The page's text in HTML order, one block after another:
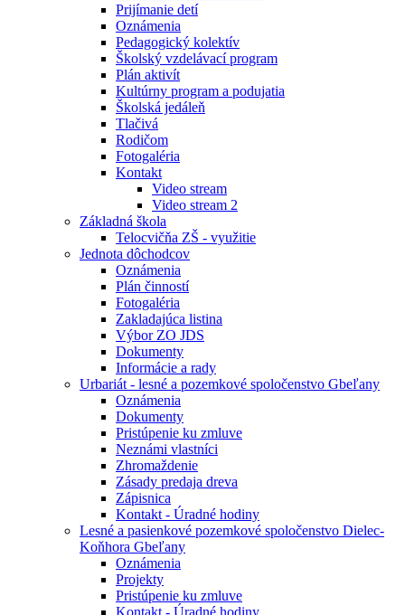
Prijímanie detí
Oznámenia
Pedagogický kolektív
Školský vzdelávací program
Plán aktivít
Kultúrny program a podujatia
Školská jedáleň
Tlačivá
Rodičom
Fotogaléria
Kontakt
Video stream
Video stream 2
Základná škola
Telocvičňa ZŠ - využitie
Jednota dôchodcov
Oznámenia
Plán činností
Fotogaléria
Zakladajúca listina
Výbor ZO JDS
Dokumenty
Informácie a rady
Urbariát - lesné a pozemkové spoločenstvo Gbeľany
Oznámenia
Dokumenty
Pristúpenie ku zmluve
Neznámi vlastníci
Zhromaždenie
Zásady predaja dreva
Zápisnica
Kontakt - Úradné hodiny
Lesné a pasienkové pozemkové spoločenstvo Dielec-
Koňhora Gbeľany
Oznámenia
Projekty
Pristúpenie ku zmluve
Kontakt - Úradné hodiny